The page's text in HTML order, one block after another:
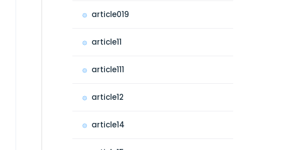
article019
article11
article111
article12
article14